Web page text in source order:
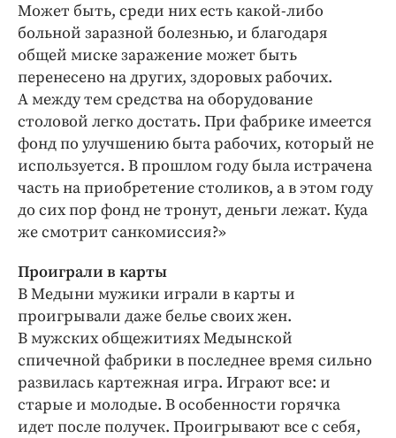
Клиника года
Бренд года
Работодатель года
Может быть, среди них есть какой-либо
больной заразной болезнью, и благодаря
общей миске заражение может быть
перенесено на других, здоровых рабочих.
А между тем средства на оборудование
столовой легко достать. При фабрике имеется
фонд по улучшению быта рабочих, который не
используется. В прошлом году была истрачена
часть на приобретение столиков, а в этом году
до сих пор фонд не тронут, деньги лежат. Куда
же смотрит санкомиссия?»
Проиграли в карты
В Медыни мужики играли в карты и
проигрывали даже белье своих жен.
В мужских общежитиях Медынской
спичечной фабрики в последнее время сильно
развилась картежная игра. Играют все: и
старые и молодые. В особенности горячка
идет после получек. Проигрывают все с себя,